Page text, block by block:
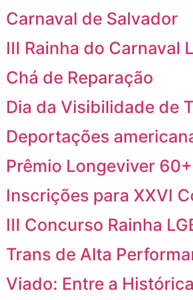
Carnaval de Salvador
III Rainha do Carnaval
Chá de Reparação
Dia da Visibilidade de
Deportações
Prêmio Longeviver
Inscrições para XXVI
III Concurso Rainha
Trans de Alta
Viado: Entre a